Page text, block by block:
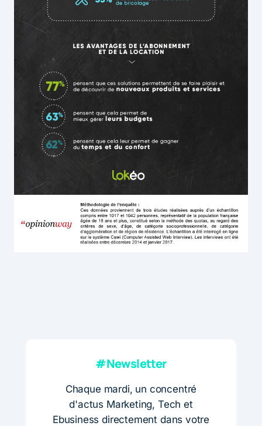
#Newsletter
Chaque mardi, un concentré
d'actus Marketing, Tech et
Ebusiness directement dans votre